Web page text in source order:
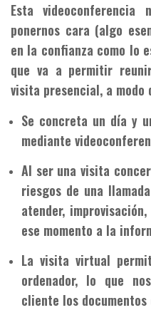
Esta
ponernos cara (algo
en la confianza como lo
que va a permitir
visita presencial, a modo
Se concreta un día y
mediante
Al ser una visita
riesgos de una
atender,
ese momento a la
La visita virtual
ordenador, lo que
cliente los